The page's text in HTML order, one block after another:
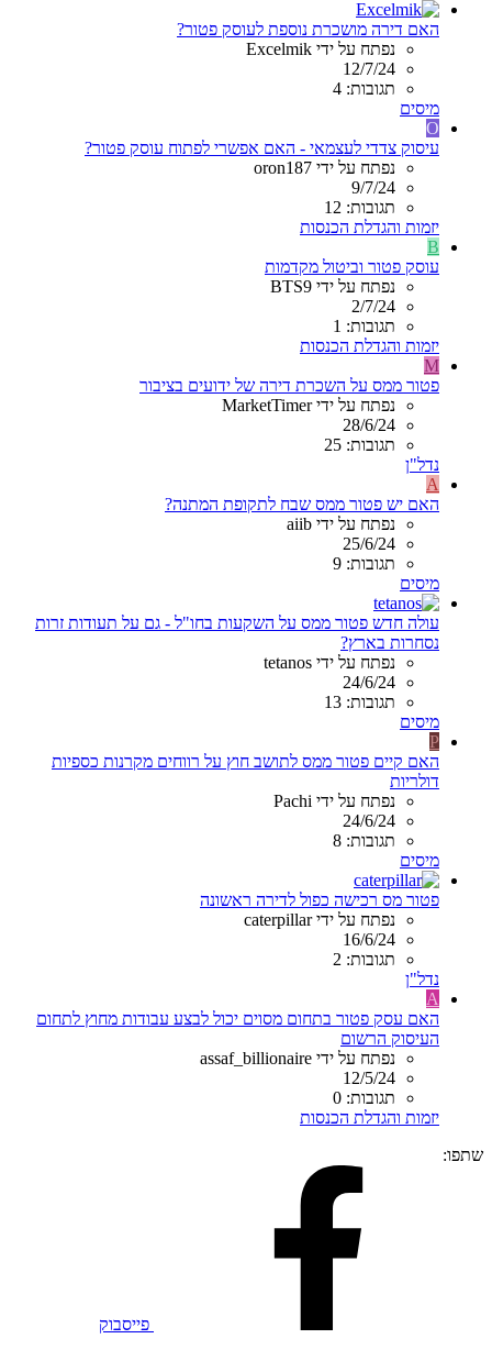
האם דירה מושכרת נוספת לעוסק פטור?
נפתח על ידי Excelmik
12/7/24
תגובות: 4
מיסים
O
עיסוק צדדי לעצמאי - האם אפשרי לפתוח עוסק פטור?
נפתח על ידי oron187
9/7/24
תגובות: 12
יזמות והגדלת הכנסות
B
עוסק פטור וביטול מקדמות
נפתח על ידי BTS9
2/7/24
תגובות: 1
יזמות והגדלת הכנסות
M
פטור ממס על השכרת דירה של ידועים בציבור
נפתח על ידי MarketTimer
28/6/24
תגובות: 25
נדל"ן
A
האם יש פטור ממס שבח לתקופת המתנה?
נפתח על ידי aiib
25/6/24
תגובות: 9
מיסים
עולה חדש פטור ממס על השקעות בחו"ל - גם על תעודות זרות
נסחרות בארץ?
נפתח על ידי tetanos
24/6/24
תגובות: 13
מיסים
P
האם קיים פטור ממס לתושב חוץ על רווחים מקרנות כספיות
דולריות
נפתח על ידי Pachi
24/6/24
תגובות: 8
מיסים
פטור מס רכישה כפול לדירה ראשונה
נפתח על ידי caterpillar
16/6/24
תגובות: 2
נדל"ן
A
האם עסק פטור בתחום מסוים יכול לבצע עבודות מחוץ לתחום
העיסוק הרשום
נפתח על ידי assaf_billionaire
12/5/24
תגובות: 0
יזמות והגדלת הכנסות
שתפו:
פייסבוק